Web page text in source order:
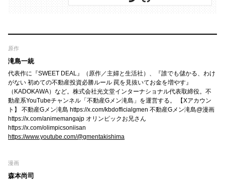
原作
滝島一統
代表作に『SWEET DEAL』（原作／主婦と生活社）、『誰でも儲かる、わけ
がない 初めての不動産投資必勝ルール 罠を見抜いてお金を増やす』
（KADOKAWA）など。株式会社光文堂インターナショナル代表取締役。不
動産系YouTubeチャンネル「不動産Gメン滝島」を運営する。 【Xアカウン
ト】 不動産Gメン滝島 https://x.com/kbdofficialgmen 不動産Gメン滝島@漫画
https://x.com/animemangajp オリンピックお兄さん
https://x.com/olimpicsoniisan
https://www.youtube.com/@gmentakishima
漫画
森本尚司